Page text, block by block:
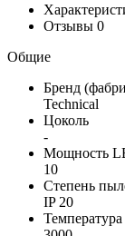
Отзывы 0
Общие
Бренд
Technical
Цоколь
-
Мощность
10
Степень
IP 20